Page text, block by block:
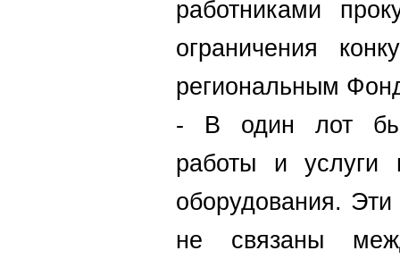
работниками
ограничения
региональным
- В один лот
работы и услуги
оборудования.
не связаны